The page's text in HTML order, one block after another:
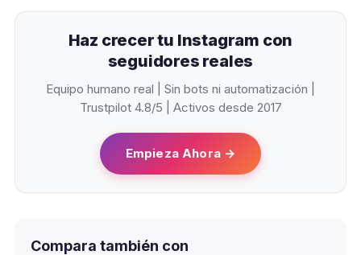
Haz crecer tu Instagram con
seguidores reales
Equipo humano real | Sin bots ni automatización |
Trustpilot 4.8/5 | Activos desde 2017
Empieza Ahora →
Compara también con